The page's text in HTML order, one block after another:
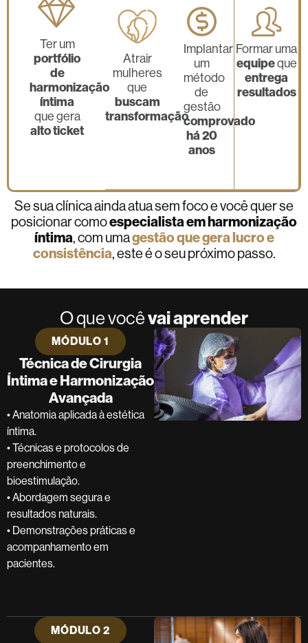
Ter um
portfólio
de
harmonização
íntima
que gera
alto ticket
Atrair
mulheres
que
buscam
transformação
Implantar
um
método
de
gestão
comprovado
há 20
anos
Formar uma
equipeque
entrega
resultados
Se sua clínica ainda atua sem foco e você quer se
posicionar comoespecialista em harmonização
íntima, com umagestão que gera lucro e
consistência, este é o seu próximo passo.
O que vocêvai aprender
MÓDULO 1
Técnica de Cirurgia
Íntima e Harmonização
Avançada
• Anatomia aplicada à estética
íntima.
• Técnicas e protocolos de
preenchimento e
bioestimulação.
• Abordagem segura e
resultados naturais.
• Demonstrações práticas e
acompanhamento em
pacientes.
MÓDULO 2